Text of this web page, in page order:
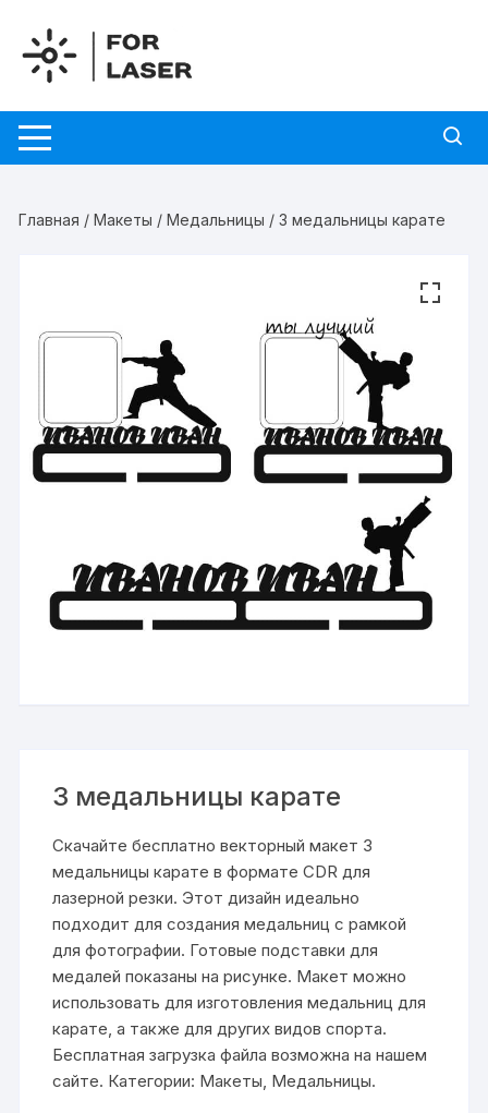
содержимому
Главная /Макеты /Медальницы / 3 медальницы карате
3 медальницы карате
Скачайте бесплатно векторный макет 3
медальницы карате в формате CDR для
лазерной резки. Этот дизайн идеально
подходит для создания медальниц с рамкой
для фотографии. Готовые подставки для
медалей показаны на рисунке. Макет можно
использовать для изготовления медальниц для
карате, а также для других видов спорта.
Бесплатная загрузка файла возможна на нашем
сайте. Категории: Макеты, Медальницы.